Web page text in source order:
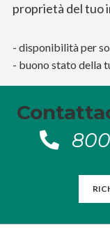
proprietà del tuo
- disponibilità per
- buono stato della